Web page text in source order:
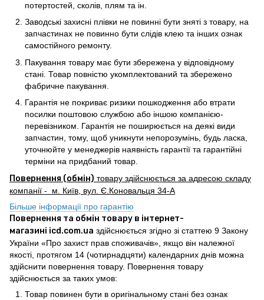
потертостей, сколів, плям та ін.
Заводські захисні плівки не повинні бути зняті з товару, на
запчастинах не повинно бути слідів клею та інших ознак
самостійного ремонту.
Пакування товару має бути збережена у відповідному
стані. Товар повністю укомплектований та збережено
фабричне пакування.
Гарантія не покриває ризики пошкодження або втрати
посилки поштовою службою або іншою компанією-
перевізником. Гарантія не поширюється на деякі види
запчастин, тому, щоб уникнути непорозумінь, будь ласка,
уточнюйте у менеджерів наявність гарантії та гарантійні
терміни на придбаний товар.
Повернення (обмін) товару здійснюється за адресою складу
компанії - м. Київ, вул. Є.Коновальця 34-А
Більше інформації про гарантію
Повернення та обмін товару в інтернет-
магазині icd.com.ua здійснюється згідно зі статтею 9 Закону
України «Про захист прав споживачів», якщо він належної
якості, протягом 14 (чотирнадцяти) календарних днів можна
здійснити повернення товару. Повернення товару
здійснюється за таких умов:
Товар повинен бути в оригінальному стані без ознак